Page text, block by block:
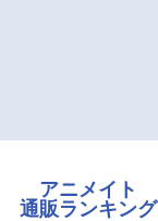
アニメイト
通販ランキング